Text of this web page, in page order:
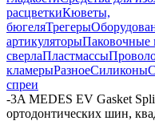
расцветкиКюветы,
бюгеляТрегеры
артикуляторыПаковочные
сверлаПластмассы
кламерыРазноеСиликоны
спреи
-3A MEDES EV Gasket
ортодонтических шин,